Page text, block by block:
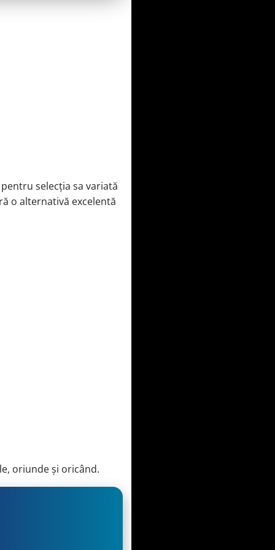
selecția sa variată
o alternativă excelentă
oriunde și oricând.